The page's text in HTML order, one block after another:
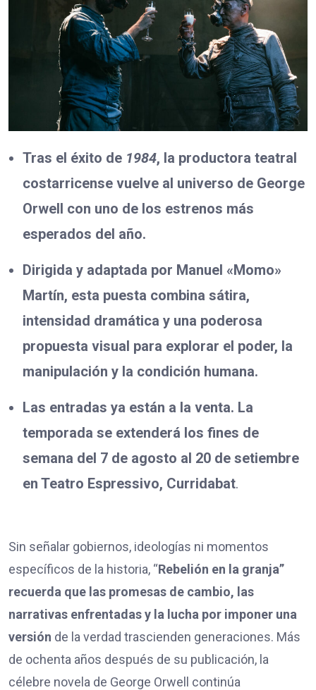
Tras el éxito de 1984, la productora teatral
costarricense vuelve al universo de George
Orwell con uno de los estrenos más
esperados del año.
Dirigida y adaptada por Manuel «Momo»
Martín, esta puesta combina sátira,
intensidad dramática y una poderosa
propuesta visual para explorar el poder, la
manipulación y la condición humana.
Las entradas ya están a la venta. La
temporada se extenderá los fines de
semana del 7 de agosto al 20 de setiembre
en Teatro Espressivo, Curridabat.
Sin señalar gobiernos, ideologías ni momentos
específicos de la historia, “Rebelión en la granja”
recuerda que las promesas de cambio, las
narrativas enfrentadas y la lucha por imponer una
versión de la verdad trascienden generaciones. Más
de ochenta años después de su publicación, la
célebre novela de George Orwell continúa